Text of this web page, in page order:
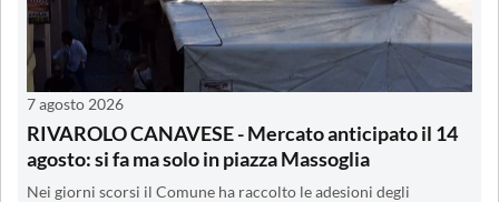
7 agosto 2026
RIVAROLO CANAVESE - Mercato anticipato il 14
agosto: si fa ma solo in piazza Massoglia
Nei giorni scorsi il Comune ha raccolto le adesioni degli